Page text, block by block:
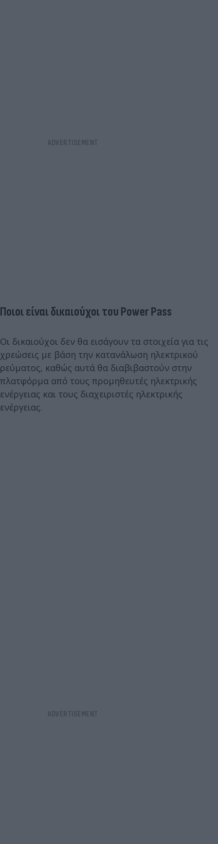
Ποιοι είναι δικαιούχοι του Power Pass
Οι δικαιούχοι δεν θα εισάγουν τα στοιχεία για τις
χρεώσεις με βάση την κατανάλωση ηλεκτρικού
ρεύματος, καθώς αυτά θα διαβιβαστούν στην
πλατφόρμα από τους προμηθευτές ηλεκτρικής
ενέργειας και τους διαχειριστές ηλεκτρικής
ενέργειας.